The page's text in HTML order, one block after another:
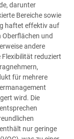
darunter
Bereiche sowie
haftet effektiv auf
und
andere
reduziert
für mehrere
wird. Die
nur geringe